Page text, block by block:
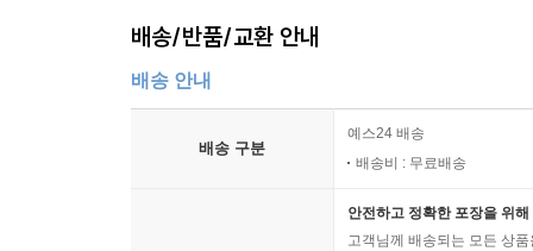
배송/반품/교환 안내
배송 안내
배송 구분
예스24 배송
배송비 : 무료배송
안전하고 정확한 포장을 위
고객님께 배송되는 모든 상